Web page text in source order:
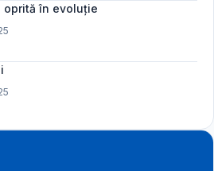
oprită în evoluție